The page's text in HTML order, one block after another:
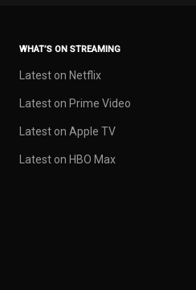
WHAT’S ON STREAMING
Latest on Netflix
Latest on Prime Video
Latest on Apple TV
Latest on HBO Max